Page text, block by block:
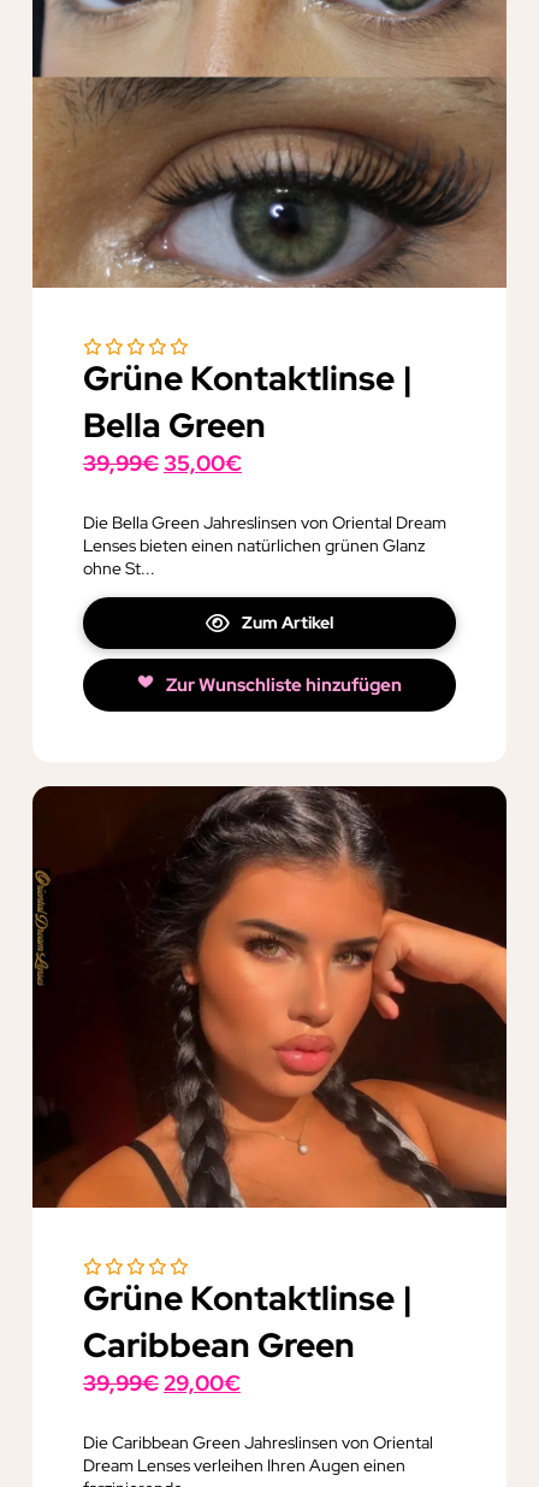
Grüne Kontaktlinse |
Bella Green
39,99€Ursprünglicher
war:
39,99€
35,00€Aktueller
ist:
35,00€.
Die Bella Green Jahreslinsen von Oriental Dream
Lenses bieten einen natürlichen grünen Glanz
ohne St...
Zum Artikel
Zur Wunschliste hinzufügen
Grüne Kontaktlinse |
Caribbean Green
39,99€Ursprünglicher
war:
39,99€
29,00€Aktueller
ist:
29,00€.
Die Caribbean Green Jahreslinsen von Oriental
Dream Lenses verleihen Ihren Augen einen